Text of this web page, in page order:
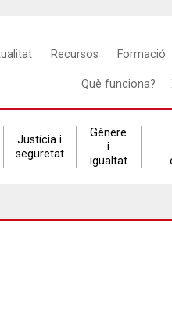
Recursos Formació
Què funciona?
Justícia i
seguretat
Gènere
i
igualtat